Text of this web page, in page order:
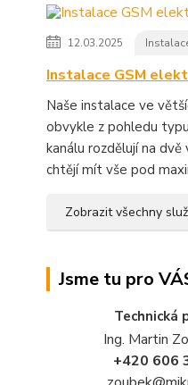
12.03.2025
Instalace GSM
Naše instalace ve
obvykle z pohledu
kanálu rozdělují na dvě
chtějí mít vše pod
Zobrazit všechny
Jsme tu pro
Technická
Ing. Martin
+420 606